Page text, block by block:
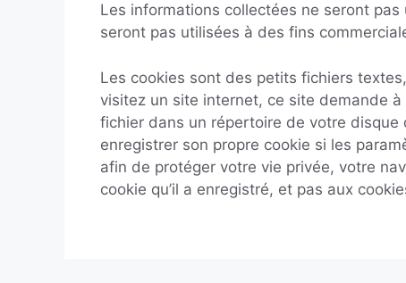
Les informations collectées ne seront
seront pas utilisées à des fins
Les cookies sont des petits fichiers
visitez un site internet, ce site demande à
fichier dans un répertoire de votre
enregistrer son propre cookie si les
afin de protéger votre vie privée, votre
cookie qu’il a enregistré, et pas aux